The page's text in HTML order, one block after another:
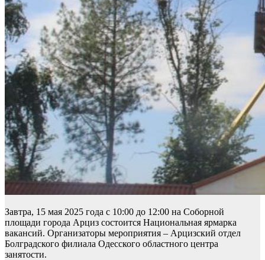
Завтра, 15 мая 2025 года с 10:00 до 12:00 на Соборной
площади города Арциз состоится Национальная ярмарка
вакансий. Организаторы мероприятия – Арцизский отдел
Болградского филиала Одесского областного центра
занятости.